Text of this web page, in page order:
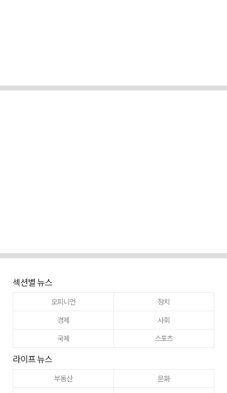
섹션별 뉴스
오피니언
정치
경제
사회
국제
스포츠
라이프 뉴스
부동산
문화